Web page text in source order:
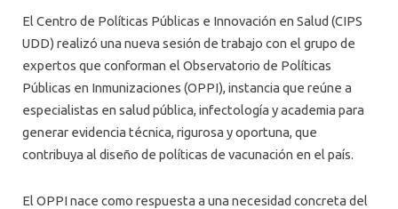
El Centro de Políticas Públicas e Innovación en Salud (CIPS
UDD) realizó una nueva sesión de trabajo con el grupo de
expertos que conforman el Observatorio de Políticas
Públicas en Inmunizaciones (OPPI), instancia que reúne a
especialistas en salud pública, infectología y academia para
generar evidencia técnica, rigurosa y oportuna, que
contribuya al diseño de políticas de vacunación en el país.
El OPPI nace como respuesta a una necesidad concreta del